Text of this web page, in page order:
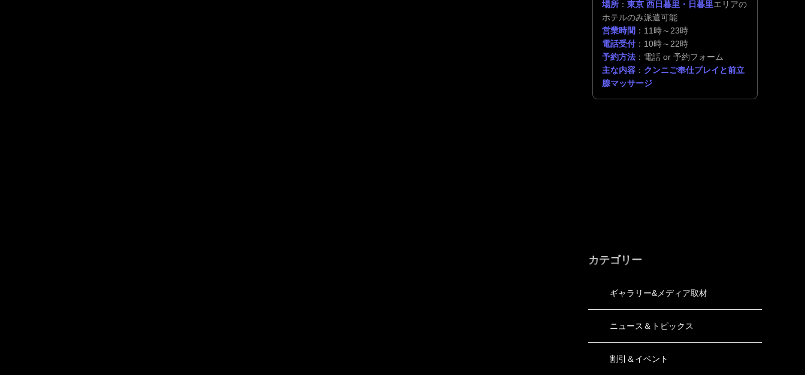
場所 ： 東京 西日暮里・日暮里エリアの
ホテルのみ派遣可能
営業時間 ：11時～23時
電話受付：10時～22時
予約方法 ：電話 or 予約フォーム
主な内容 ： クンニご奉仕プレイと前立
腺マッサージ
カテゴリー
ギャラリー&メディア取材
ニュース＆トピックス
割引＆イベント